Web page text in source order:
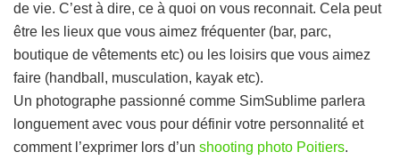
de vie. C’est à dire, ce à quoi on vous reconnait. Cela peut
être les lieux que vous aimez fréquenter (bar, parc,
boutique de vêtements etc) ou les loisirs que vous aimez
faire (handball, musculation, kayak etc).
Un photographe passionné comme SimSublime parlera
longuement avec vous pour définir votre personnalité et
comment l’exprimer lors d’un shooting photo Poitiers.